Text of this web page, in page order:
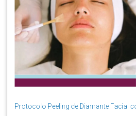
Protocolo Peeling de Diamante Facial